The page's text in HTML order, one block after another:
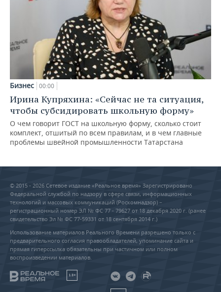
Бизнес 00:00
Ирина Купряхина: «Сейчас не та ситуация,
чтобы субсидировать школьную форму»
О чем говорит ГОСТ на школьную форму, сколько стоит
комплект, отшитый по всем правилам, и в чем главные
проблемы швейной промышленности Татарстана
© 2015 - 2026 Сетевое издание «Реальное время» Зарегистрировано
Федеральной службой по надзору в сфере связи, информационных
технологий и массовых коммуникаций (Роскомнадзор) –
регистрационный номер ЭЛ № ФС 77 - 79627 от 18 декабря 2020 г. (ранее
свидетельство Эл № ФС 77-59331 от 18 сентября 2014 г.)
Использование материалов Реального Времени разрешено только с
предварительного согласия правообладателей, упоминание сайта и
прямая гиперссылка обязательны при частичном или полном
воспроизведении материалов.
18+